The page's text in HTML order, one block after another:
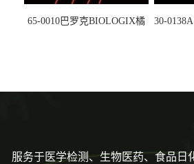
65-0010巴罗克BIOLOGIX橘
30-
服务于医学检测、生物医药、食品日